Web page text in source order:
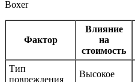
Boxer
Фактор
Влияние
на
стоимость
Тип
повреждения
Высокое